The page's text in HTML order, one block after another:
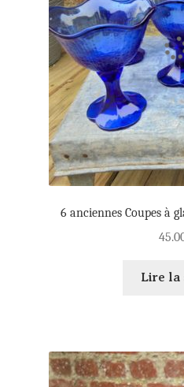
6 anciennes Coupes à
Lire la